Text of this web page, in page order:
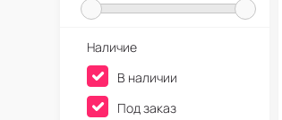
Наличие
В наличии
Под заказ